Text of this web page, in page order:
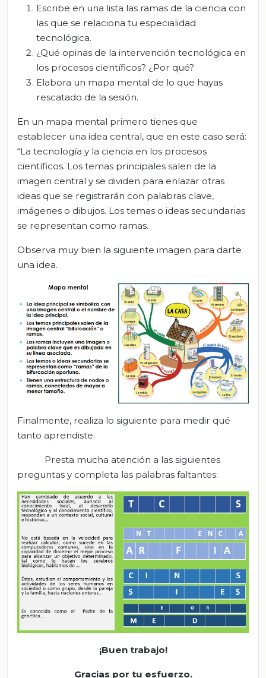
Escribe en una lista las ramas de la ciencia con
las que se relaciona tu especialidad
tecnológica.
¿Qué opinas de la intervención tecnológica en
los procesos científicos? ¿Por qué?
Elabora un mapa mental de lo que hayas
rescatado de la sesión.
En un mapa mental primero tienes que
establecer una idea central, que en este caso será:
“La tecnología y la ciencia en los procesos
científicos. Los temas principales salen de la
imagen central y se dividen para enlazar otras
ideas que se registrarán con palabras clave,
imágenes o dibujos. Los temas o ideas secundarias
se representan como ramas.
Observa muy bien la siguiente imagen para darte
una idea.
Finalmente, realiza lo siguiente para medir qué
tanto aprendiste.
Presta mucha atención a las siguientes
preguntas y completa las palabras faltantes:
¡Buen trabajo!
Gracias por tu esfuerzo.